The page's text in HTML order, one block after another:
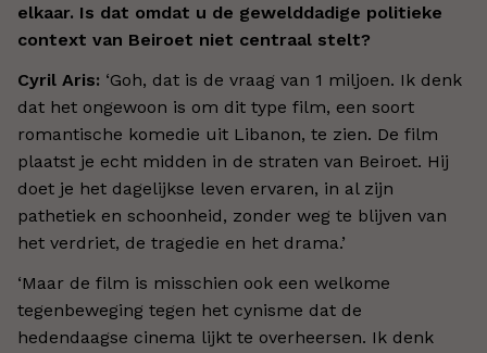
elkaar. Is dat omdat u de gewelddadige politieke
context van Beiroet niet centraal stelt?
Cyril Aris: ‘Goh, dat is de vraag van 1 miljoen. Ik denk
dat het ongewoon is om dit type film, een soort
romantische komedie uit Libanon, te zien. De film
plaatst je echt midden in de straten van Beiroet. Hij
doet je het dagelijkse leven ervaren, in al zijn
pathetiek en schoonheid, zonder weg te blijven van
het verdriet, de tragedie en het drama.’
‘Maar de film is misschien ook een welkome
tegenbeweging tegen het cynisme dat de
hedendaagse cinema lijkt te overheersen. Ik denk